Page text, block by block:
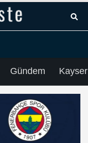
Gündem